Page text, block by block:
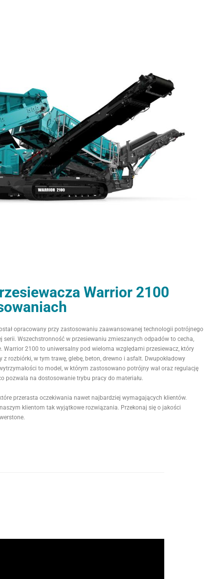
Warrior 2100
opracowany przy zastosowaniu zaawansowanej technologii potrójnego
serii. Wszechstronność w przesiewaniu zmieszanych odpadów to cecha,
Warrior 2100 to uniwersalny pod wieloma względami przesiewacz, który
rozbiórki, w tym trawę, glebę, beton, drewno i asfalt. Dwupokładowy
to model, w którym zastosowano potrójny wał oraz regulację
pozwala na dostosowanie trybu pracy do materiału.
przerasta oczekiwania nawet najbardziej wymagających klientów.
klientom tak wyjątkowe rozwiązania. Przekonaj się o jakości